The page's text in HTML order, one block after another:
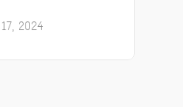
17, 2024